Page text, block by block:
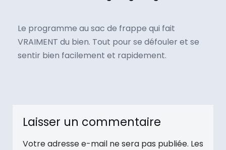
Le programme au sac de frappe qui fait
VRAIMENT du bien. Tout pour se défouler et se
sentir bien facilement et rapidement.
Laisser un commentaire
Votre adresse e-mail ne sera pas publiée. Les